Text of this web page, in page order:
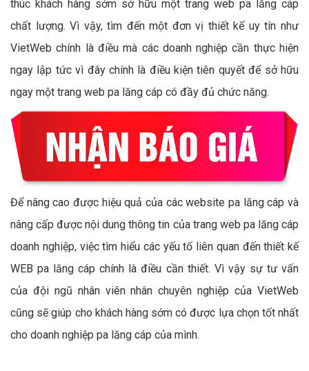
thúc khách hàng sớm sở hữu một trang web pa lăng cáp
chất lượng. Vì vậy, tìm đến một đơn vị thiết kế uy tín như
VietWeb chính là điều mà các doanh nghiệp cần thực hiện
ngay lập tức vì đây chính là điều kiện tiên quyết để sở hữu
ngay một trang web pa lăng cáp có đầy đủ chức năng.
Để nâng cao được hiệu quả của các website pa lăng cáp và
nâng cấp được nội dung thông tin của trang web pa lăng cáp
doanh nghiệp, việc tìm hiểu các yếu tố liên quan đến thiết kế
WEB pa lăng cáp chính là điều cần thiết. Vì vậy sự tư vấn
của đội ngũ nhân viên nhân chuyên nghiệp của VietWeb
cũng sẽ giúp cho khách hàng sớm có được lựa chọn tốt nhất
cho doanh nghiệp pa lăng cáp của mình.